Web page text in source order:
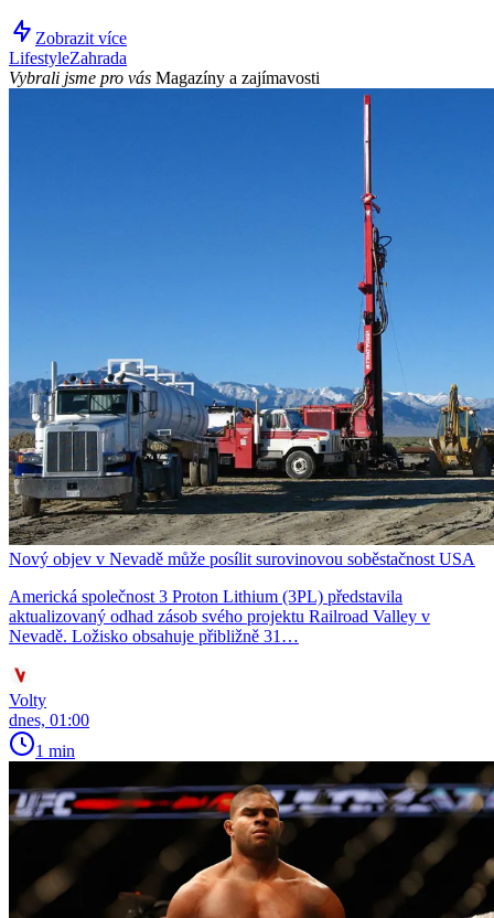
Zobrazit více
LifestyleZahrada
Vybrali jsme pro vás Magazíny a zajímavosti
Nový objev v Nevadě může posílit surovinovou soběstačnost USA
Americká společnost 3 Proton Lithium (3PL) představila
aktualizovaný odhad zásob svého projektu Railroad Valley v
Nevadě. Ložisko obsahuje přibližně 31…
Volty
dnes, 01:00
1 min